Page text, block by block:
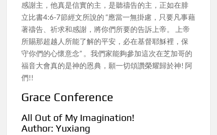
感謝主，他真是信實的主，是聽禱告的主，正如在腓
立比書4:6-7節經文所說的 “應當一無掛慮，只要凡事藉
著禱告、祈求和感謝，將你們所要的告訴上帝。 上帝
所賜那超越人所能了解的平安，必在基督耶穌裡，保
守你們的心懷意念” 。我們家能夠參加這次在芝加哥的
福音大會真的是神的恩典，願一切頌讚榮耀歸於神! 阿
們!!
Grace Conference
All Out of My Imagination!
Author: Yuxiang